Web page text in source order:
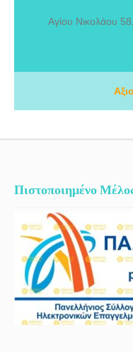
Αικατερίνης,
υποστηρικτικό
βασίζεται στην
οικογένεια και τη συνεχή
Αγίου Νικολάου
Πιστοποιημένο